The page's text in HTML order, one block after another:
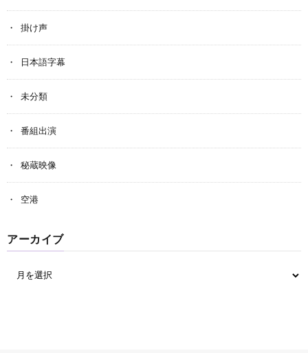
掛け声
日本語字幕
未分類
番組出演
秘蔵映像
空港
アーカイブ